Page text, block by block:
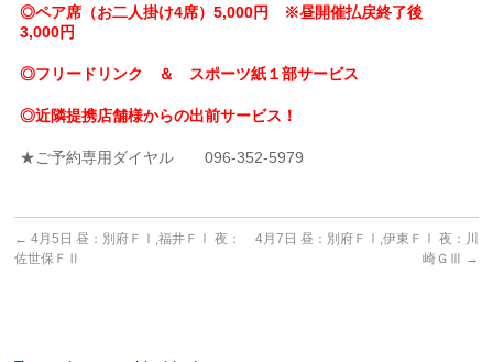
◎ペア席（お二人掛け4席）5,000円 ※昼開催払戻終了後
3,000円
◎フリードリンク ＆ スポーツ紙１部サービス
◎近隣提携店舗様からの出前サービス！
★ご予約専用ダイヤル 096-352-5979
← 4月5日 昼：別府ＦⅠ,福井ＦⅠ 夜：
佐世保ＦⅡ
4月7日 昼：別府ＦⅠ,伊東ＦⅠ 夜：川
崎ＧⅢ →